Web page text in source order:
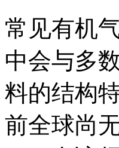
常见有机
中会与多
料的结构
前全球尚